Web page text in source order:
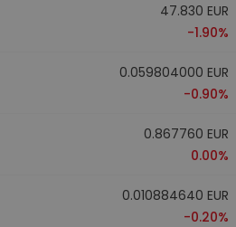
47.830 EUR
-1.90%
0.059804000 EUR
-0.90%
0.867760 EUR
0.00%
0.010884640 EUR
-0.20%